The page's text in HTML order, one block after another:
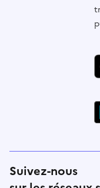
Suivez-nous